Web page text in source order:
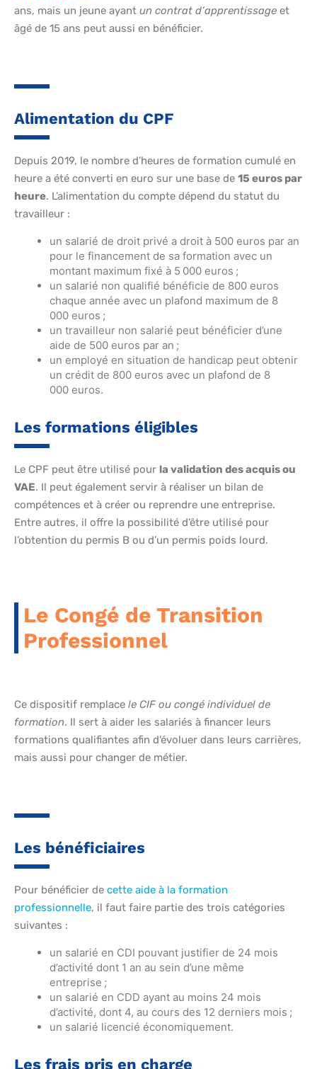
ans, mais un jeune ayant un contrat d’apprentissage et
âgé de 15 ans peut aussi en bénéficier.
Alimentation du CPF
Depuis 2019, le nombre d’heures de formation cumulé en
heure a été converti en euro sur une base de 15 euros par
heure. L’alimentation du compte dépend du statut du
travailleur :
un salarié de droit privé a droit à 500 euros par an
pour le financement de sa formation avec un
montant maximum fixé à 5 000 euros ;
un salarié non qualifié bénéficie de 800 euros
chaque année avec un plafond maximum de 8
000 euros ;
un travailleur non salarié peut bénéficier d’une
aide de 500 euros par an ;
un employé en situation de handicap peut obtenir
un crédit de 800 euros avec un plafond de 8
000 euros.
Les formations éligibles
Le CPF peut être utilisé pour la validation des acquis ou
VAE. Il peut également servir à réaliser un bilan de
compétences et à créer ou reprendre une entreprise.
Entre autres, il offre la possibilité d’être utilisé pour
l’obtention du permis B ou d’un permis poids lourd.
Le Congé de Transition
Professionnel
Ce dispositif remplace le CIF ou congé individuel de
formation. Il sert à aider les salariés à financer leurs
formations qualifiantes afin d’évoluer dans leurs carrières,
mais aussi pour changer de métier.
Les bénéficiaires
Pour bénéficier de cette aide à la formation
professionnelle, il faut faire partie des trois catégories
suivantes :
un salarié en CDI pouvant justifier de 24 mois
d’activité dont 1 an au sein d’une même
entreprise ;
un salarié en CDD ayant au moins 24 mois
d’activité, dont 4, au cours des 12 derniers mois ;
un salarié licencié économiquement.
Les frais pris en charge